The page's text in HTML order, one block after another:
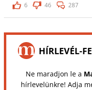
6
46 287
HÍRLEVÉL-
Ne maradjon le a
hírlevelünkre! Adja